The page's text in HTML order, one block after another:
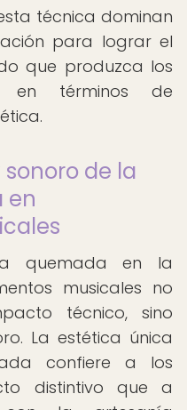
técnica dominan
para lograr el
que produzca los
en términos de
de la
en
quemada en la
musicales no
técnico, sino
La estética única
confiere a los
distintivo que a